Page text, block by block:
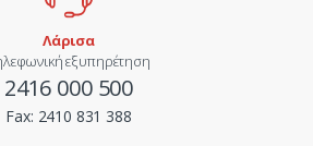
Λάρισα
εξυπηρέτηση
2416 000 500
Fax: 2410 831 388